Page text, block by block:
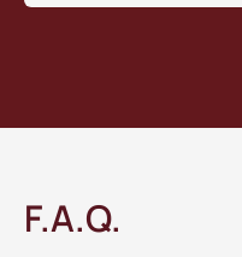
F.A.Q.